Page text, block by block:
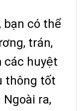
bạn có thể
trán,
các huyệt
thông tốt
ra,